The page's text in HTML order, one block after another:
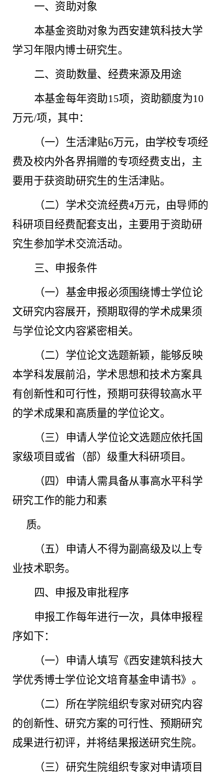
一、资助对象
本基金资助对象为西安建筑科技大学
学习年限内博士研究生。
二、资助数量、经费来源及用途
本基金每年资助15项，资助额度为10
万元/项，其中：
（一）生活津贴6万元，由学校专项经
费及校内外各界捐赠的专项经费支出，主
要用于获资助研究生的生活津贴。
（二）学术交流经费4万元，由导师的
科研项目经费配套支出，主要用于资助研
究生参加学术交流活动。
三、申报条件
（一）基金申报必须围绕博士学位论
文研究内容展开，预期取得的学术成果须
与学位论文内容紧密相关。
（二）学位论文选题新颖，能够反映
本学科发展前沿，学术思想和技术方案具
有创新性和可行性，预期可获得较高水平
的学术成果和高质量的学位论文。
（三）申请人学位论文选题应依托国
家级项目或省（部）级重大科研项目。
（四）申请人需具备从事高水平科学
研究工作的能力和素
质。
（五）申请人不得为副高级及以上专
业技术职务。
四、申报及审批程序
申报工作每年进行一次，具体申报程
序如下：
（一）申请人填写《西安建筑科技大
学优秀博士学位论文培育基金申请书》。
（二）所在学院组织专家对研究内容
的创新性、研究方案的可行性、预期研究
成果进行初评，并将结果报送研究生院。
（三）研究生院组织专家对申请项目